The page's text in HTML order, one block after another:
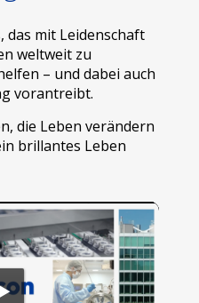
das mit Leidenschaft
weltweit zu
– und dabei auch
vorantreibt.
die Leben verändern
brillantes Leben